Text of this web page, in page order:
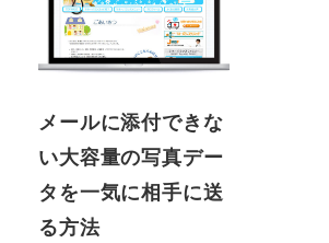
メールに添付できな
い大容量の写真デー
タを一気に相手に送
る方法